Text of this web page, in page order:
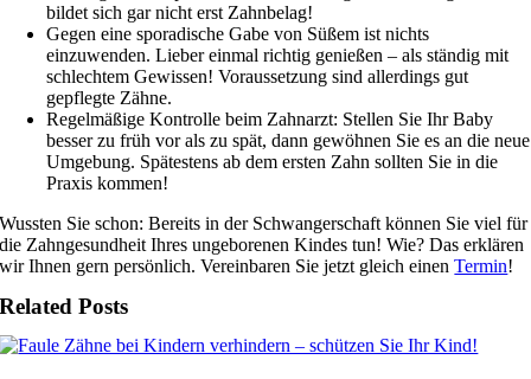
bildet sich gar nicht erst Zahnbelag!
Gegen eine sporadische Gabe von Süßem ist nichts
einzuwenden. Lieber einmal richtig genießen – als ständig mit
schlechtem Gewissen! Voraussetzung sind allerdings gut
gepflegte Zähne.
Regelmäßige Kontrolle beim Zahnarzt: Stellen Sie Ihr Baby
besser zu früh vor als zu spät, dann gewöhnen Sie es an die neue
Umgebung. Spätestens ab dem ersten Zahn sollten Sie in die
Praxis kommen!
Wussten Sie schon: Bereits in der Schwangerschaft können Sie viel für
die Zahngesundheit Ihres ungeborenen Kindes tun! Wie? Das erklären
wir Ihnen gern persönlich. Vereinbaren Sie jetzt gleich einenTermin!
Related Posts